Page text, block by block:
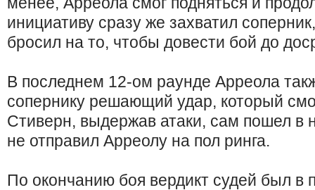
инициативу сразу же захватил
бросил на то, чтобы довести бой до
В последнем 12-ом раунде Арреола
сопернику решающий удар, который
Стиверн, выдержав атаки, сам пошел в
не отправил Арреолу на пол ринга.
По окончанию боя вердикт судей был в